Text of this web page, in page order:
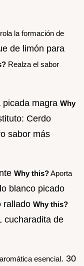
la formación de
de limón para
Realza el sabor
picada magra Why
Cerdo
sabor más
Why this?Aporta
blanco picado
rallado Why this?
cucharadita de
esencial. 30